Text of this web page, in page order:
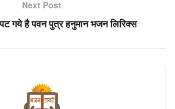
Next Post
गये है पवन पुत्र हनुमान भजन लिरिक्स